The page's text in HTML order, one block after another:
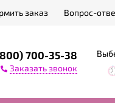
заказ Вопрос-
700-35-38
Заказать звонок